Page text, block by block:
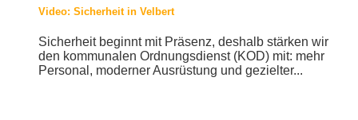
Video: Sicherheit in Velbert
Sicherheit beginnt mit Präsenz, deshalb stärken wir
den kommunalen Ordnungsdienst (KOD) mit: mehr
Personal, moderner Ausrüstung und gezielter...